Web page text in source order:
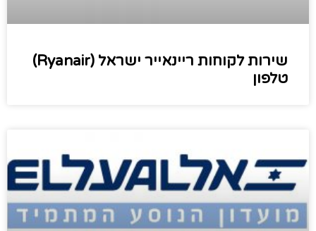
שירות לקוחות ריינאייר ישראל (Ryanair)
טלפון